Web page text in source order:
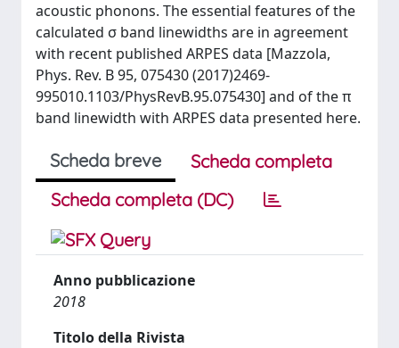
acoustic phonons. The essential features of the
calculated σ band linewidths are in agreement
with recent published ARPES data [Mazzola,
Phys. Rev. B 95, 075430 (2017)2469-
995010.1103/PhysRevB.95.075430] and of the π
band linewidth with ARPES data presented here.
Scheda breve
Scheda completa
Scheda completa (DC)
Anno pubblicazione
2018
Titolo della Rivista